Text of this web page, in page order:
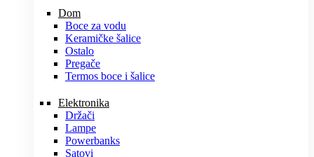
Dom
Boce za vodu
Keramičke šalice
Ostalo
Pregače
Termos boce i šalice
Elektronika
Držači
Lampe
Powerbanks
Satovi